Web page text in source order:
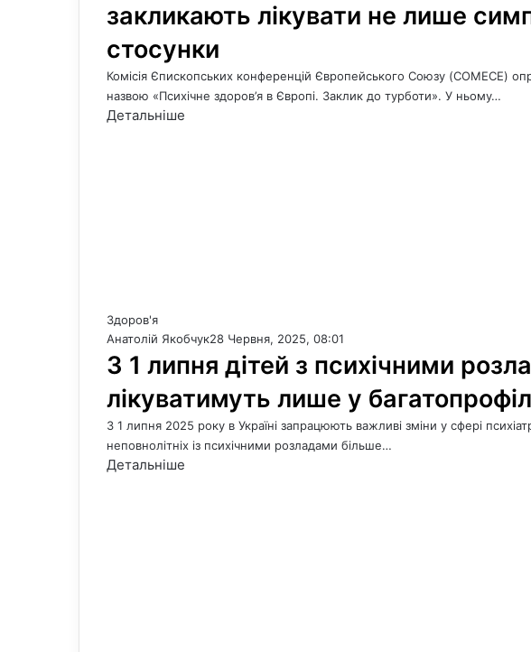
закликають лікувати не лише
стосунки
Комісія Єпископських конференцій Європейського Союзу (COMECE)
назвою «Психічне здоров’я в Європі. Заклик до турботи». У ньому…
Детальніше
Здоров'я
Анатолій Якобчук28 Червня, 2025, 08:01
З 1 липня дітей з психічними
лікуватимуть лише у
З 1 липня 2025 року в Україні запрацюють важливі зміни у сфері
неповнолітніх із психічними розладами більше…
Детальніше